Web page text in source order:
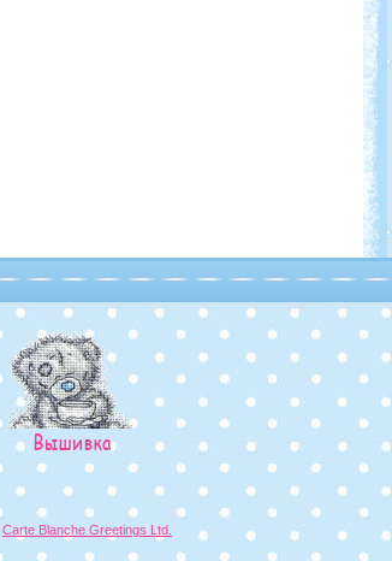
Carte Blanche Greetings Ltd.